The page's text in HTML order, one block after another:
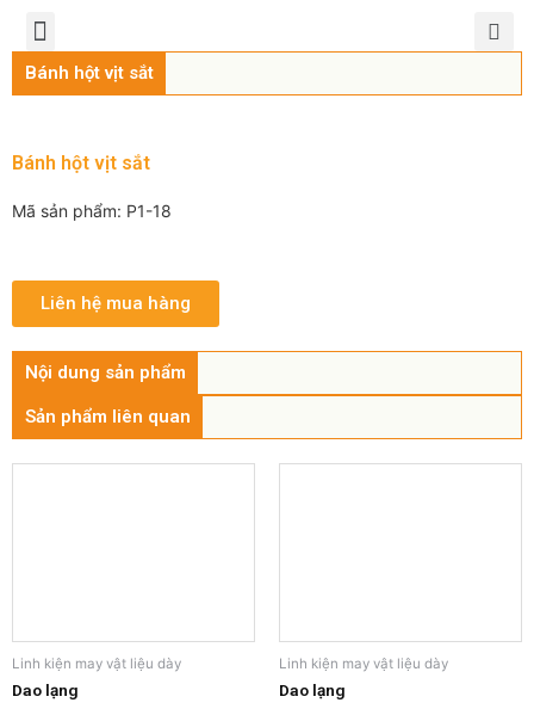
Bánh hột vịt sắt
Bánh hột vịt sắt
Mã sản phẩm: P1-18
Liên hệ mua hàng
Nội dung sản phẩm
Sản phẩm liên quan
Linh kiện may vật liệu dày
Dao lạng
Linh kiện may vật liệu dày
Dao lạng